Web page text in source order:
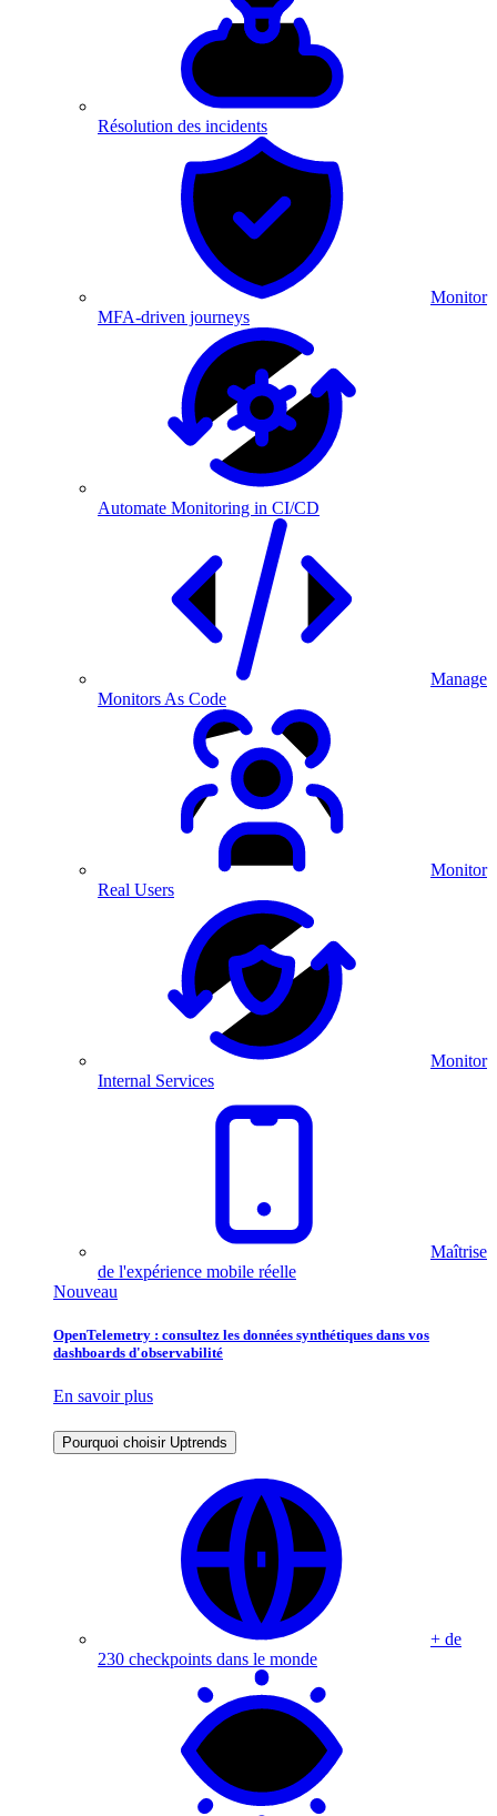
Résolution des incidents
Monitor
MFA-driven journeys
Automate Monitoring in CI/CD
Manage
Monitors As Code
Monitor
Real Users
Monitor
Internal Services
Maîtrise
de l'expérience mobile réelle
Nouveau
OpenTelemetry : consultez les données synthétiques dans vos
dashboards d'observabilité
En savoir plus
Pourquoi choisir Uptrends
+ de
230 checkpoints dans le monde